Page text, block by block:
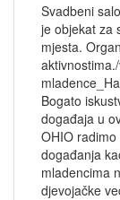
Svadbeni
je objekat za
mjesta.
Bogato
događaja u
OHIO
događanja
mladencima
djevojačke